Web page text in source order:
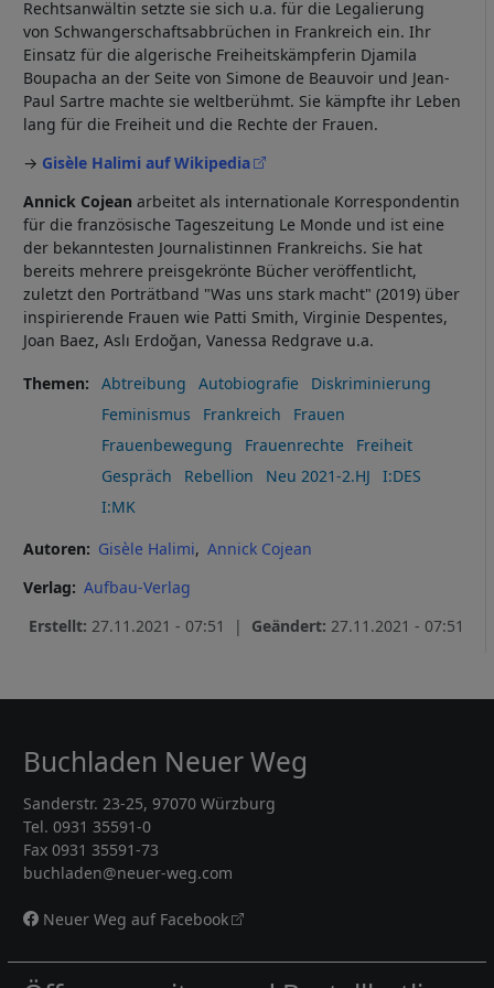
Rechtsanwältin setzte sie sich u.a. für die Legalierung
von Schwangerschaftsabbrüchen in Frankreich ein. Ihr
Einsatz für die algerische Freiheitskämpferin Djamila
Boupacha an der Seite von Simone de Beauvoir und Jean-
Paul Sartre machte sie weltberühmt. Sie kämpfte ihr Leben
lang für die Freiheit und die Rechte der Frauen.
→ Gisèle Halimi auf Wikipedia
Annick Cojean arbeitet als internationale Korrespondentin
für die französische Tageszeitung Le Monde und ist eine
der bekanntesten Journalistinnen Frankreichs. Sie hat
bereits mehrere preisgekrönte Bücher veröffentlicht,
zuletzt den Porträtband "Was uns stark macht" (2019) über
inspirierende Frauen wie Patti Smith, Virginie Despentes,
Joan Baez, Aslı Erdoğan, Vanessa Redgrave u.a.
Themen Abtreibung Autobiografie
Diskriminierung
Feminismus
Frankreich
Frauen
Frauenbewegung
Frauenrechte
Freiheit
Gespräch
Rebellion Neu 2021-2.HJ
I:DES
I:MK
Autoren Gisèle Halimi
Annick Cojean
Verlag
Aufbau-Verlag
Erstellt: 27.11.2021 - 07:51 | Geändert: 27.11.2021 - 07:51
Buchladen Neuer Weg
Sanderstr. 23-25, 97070 Würzburg
Tel. 0931 35591-0
Fax 0931 35591-73
buchladen@neuer-weg.com
Neuer Weg auf Facebook